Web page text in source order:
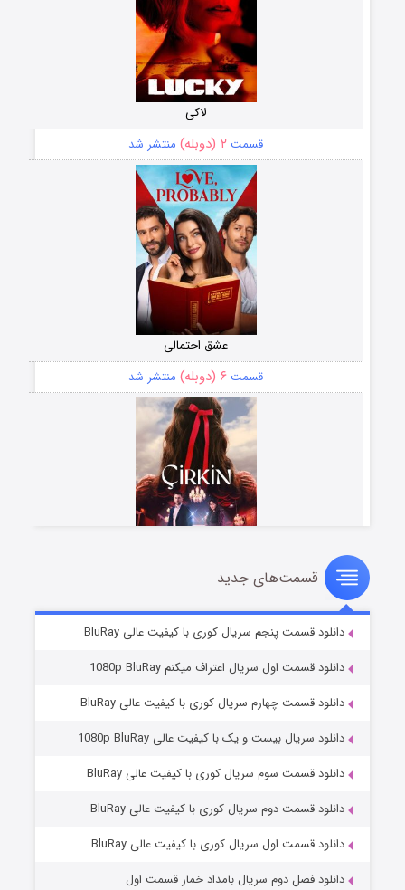
لاکی
قسمت ۲ (دوبله) منتشر شد
عشق احتمالی
قسمت ۶ (دوبله) منتشر شد
سریال زشت
قسمت۵ (زیرنویس) منتشر شد
وستی ها
قسمت۱ (زیرنویس) منتشر شد
قسمت‌های جدید
دانلود قسمت پنجم سریال کوری با کیفیت عالی BluRay
دانلود قسمت اول سریال اعتراف میکنم 1080p BluRay
دانلود قسمت چهارم سریال کوری با کیفیت عالی BluRay
دانلود سریال بیست و یک با کیفیت عالی 1080p BluRay
دانلود قسمت سوم سریال کوری با کیفیت عالی BluRay
دانلود قسمت دوم سریال کوری با کیفیت عالی BluRay
دانلود قسمت اول سریال کوری با کیفیت عالی BluRay
دانلود فصل دوم سریال بامداد خمار قسمت اول